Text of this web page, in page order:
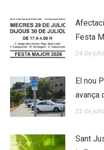
Festa
24 de
El nou
avança
23 de
Sant